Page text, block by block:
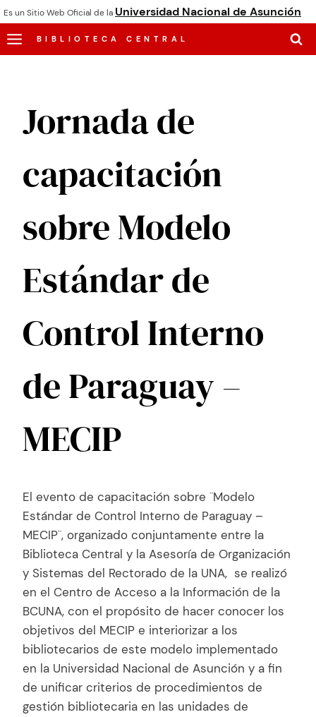
Es un Sitio Web Oficial de la Universidad Nacional de Asunción
BIBLIOTECA CENTRAL
Jornada de
capacitación
sobre Modelo
Estándar de
Control Interno
de Paraguay –
MECIP
El evento de capacitación sobre ¨Modelo
Estándar de Control Interno de Paraguay –
MECIP¨, organizado conjuntamente entre la
Biblioteca Central y la Asesoría de Organización
y Sistemas del Rectorado de la UNA, se realizó
en el Centro de Acceso a la Información de la
BCUNA, con el propósito de hacer conocer los
objetivos del MECIP e interiorizar a los
bibliotecarios de este modelo implementado
en la Universidad Nacional de Asunción y a fin
de unificar criterios de procedimientos de
gestión bibliotecaria en las unidades de